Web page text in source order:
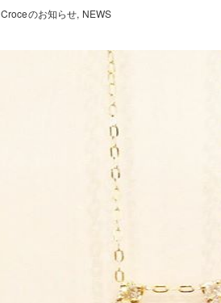
Croceのお知らせ NEWS